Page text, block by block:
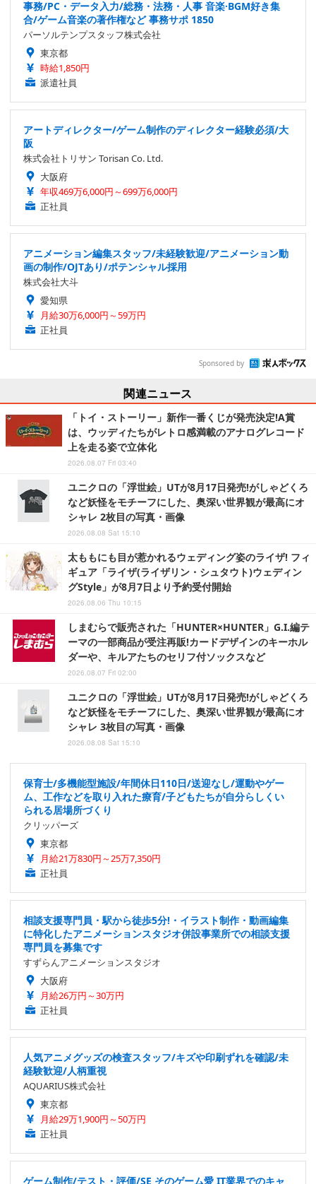
事務/PC・データ入力/総務・法務・人事 音楽·BGM好き集
合/ゲーム音楽の著作権など 事務サポ 1850
パーソルテンプスタッフ株式会社
東京都
時給1,850円
派遣社員
アートディレクター/ゲーム制作のディレクター経験必須/大
阪
株式会社トリサン Torisan Co. Ltd.
大阪府
年収469万6,000円～699万6,000円
正社員
アニメーション編集スタッフ/未経験歓迎/アニメーション動
画の制作/OJTあり/ポテンシャル採用
株式会社大斗
愛知県
月給30万6,000円～59万円
正社員
Sponsored by
関連ニュース
「トイ・ストーリー」新作一番くじが発売決定!A賞
は、ウッディたちがレトロ感満載のアナログレコード
上を走る姿で立体化
2026.08.07 Fri 03:40
ユニクロの「浮世絵」UTが8月17日発売!がしゃどくろ
など妖怪をモチーフにした、奥深い世界観が最高にオ
シャレ 2枚目の写真・画像
2026.08.08 Sat 15:10
太ももにも目が惹かれるウェディング姿のライザ! フィ
ギュア「ライザ(ライザリン・シュタウト)ウェディン
グStyle」が8月7日より予約受付開始
2026.08.06 Thu 10:15
しまむらで販売された「HUNTER×HUNTER」G.I.編テ
ーマの一部商品が受注再販!カードデザインのキーホル
ダーや、キルアたちのセリフ付ソックスなど
2026.08.07 Fri 02:00
ユニクロの「浮世絵」UTが8月17日発売!がしゃどくろ
など妖怪をモチーフにした、奥深い世界観が最高にオ
シャレ 3枚目の写真・画像
2026.08.08 Sat 15:10
保育士/多機能型施設/年間休日110日/送迎なし/運動やゲー
ム、工作などを取り入れた療育/子どもたちが自分らしくい
られる居場所づくり
クリッパーズ
東京都
月給21万830円～25万7,350円
正社員
相談支援専門員・駅から徒歩5分!・イラスト制作・動画編集
に特化したアニメーションスタジオ併設事業所での相談支援
専門員を募集です
すずらんアニメーションスタジオ
大阪府
月給26万円～30万円
正社員
人気アニメグッズの検査スタッフ/キズや印刷ずれを確認/未
経験歓迎/人柄重視
AQUARIUS株式会社
東京都
月給29万1,900円～50万円
正社員
ゲーム制作/テスト・評価/SE そのゲーム愛 IT業界でのキャ